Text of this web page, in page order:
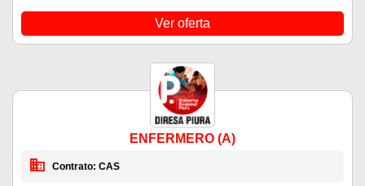
Ver oferta
ENFERMERO (A)
Contrato: CAS